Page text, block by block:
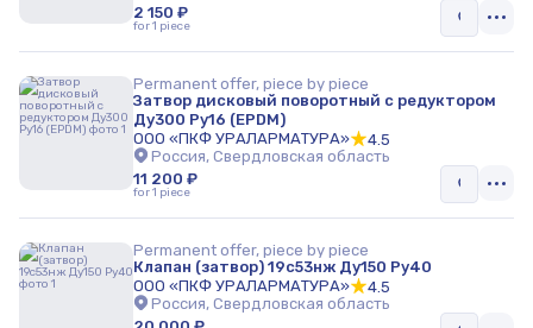
2 150 ₽
for 1 piece
Permanent offer, piece by piece
Затвор дисковый поворотный c редуктором
Ду300 Ру16 (EPDM)
ООО «ПКФ УРАЛАРМАТУРА»
4.5
Россия, Свердловская область
11 200 ₽
for 1 piece
Permanent offer, piece by piece
Клапан (затвор) 19с53нж Ду150 Ру40
ООО «ПКФ УРАЛАРМАТУРА»
4.5
Россия, Свердловская область